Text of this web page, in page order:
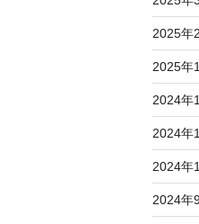
2025年
2025年
2024年
2024年
2024年
2024年